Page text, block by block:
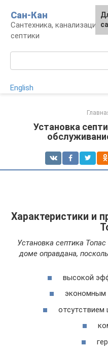
контенту
Сан-Кан
Сантехника, канализация,
септики
English
Установка
Характеристики и
Установка септика
доме оправдана,
высокой
экономным
отсутствием